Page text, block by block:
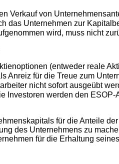
Verkauf von
das Unternehmen zur
wird, muss nicht
(entweder reale
Anreiz für die Treue zum
nicht sofort ausgeübt
Investoren werden den
für die Anteile
des Unternehmens zu
für die Erhaltung